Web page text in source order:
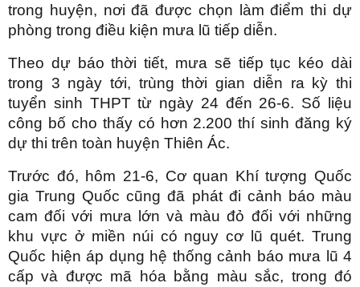
trong huyện, nơi đã được chọn làm điểm thi dự
phòng trong điều kiện mưa lũ tiếp diễn.
Theo dự báo thời tiết, mưa sẽ tiếp tục kéo dài
trong 3 ngày tới, trùng thời gian diễn ra kỳ thi
tuyển sinh THPT từ ngày 24 đến 26-6. Số liệu
công bố cho thấy có hơn 2.200 thí sinh đăng ký
dự thi trên toàn huyện Thiên Ác.
Trước đó, hôm 21-6, Cơ quan Khí tượng Quốc
gia Trung Quốc cũng đã phát đi cảnh báo màu
cam đối với mưa lớn và màu đỏ đối với những
khu vực ở miền núi có nguy cơ lũ quét. Trung
Quốc hiện áp dụng hệ thống cảnh báo mưa lũ 4
cấp và được mã hóa bằng màu sắc, trong đó